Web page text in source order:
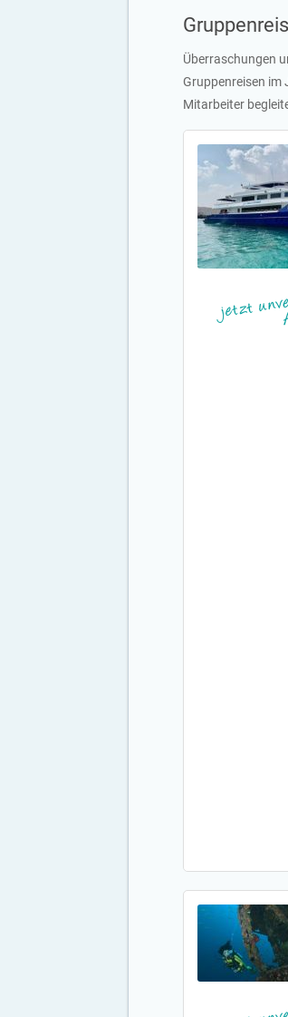
Überraschungen
Gruppenreisen im
Mitarbeiter